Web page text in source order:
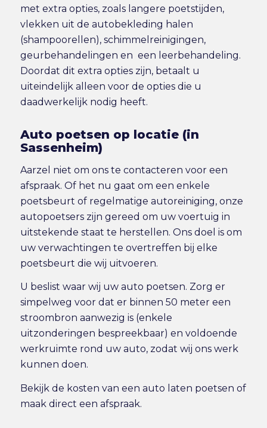
met extra opties, zoals langere poetstijden,
vlekken uit de autobekleding halen
(shampoorellen), schimmelreinigingen,
geurbehandelingen en een leerbehandeling.
Doordat dit extra opties zijn, betaalt u
uiteindelijk alleen voor de opties die u
daadwerkelijk nodig heeft.
Auto poetsen op locatie (in
Sassenheim)
Aarzel niet om ons te contacteren voor een
afspraak. Of het nu gaat om een enkele
poetsbeurt of regelmatige autoreiniging, onze
autopoetsers zijn gereed om uw voertuig in
uitstekende staat te herstellen. Ons doel is om
uw verwachtingen te overtreffen bij elke
poetsbeurt die wij uitvoeren.
U beslist waar wij uw auto poetsen. Zorg er
simpelweg voor dat er binnen 50 meter een
stroombron aanwezig is (enkele
uitzonderingen bespreekbaar) en voldoende
werkruimte rond uw auto, zodat wij ons werk
kunnen doen.
Bekijk de kosten van een auto laten poetsen of
maak direct een afspraak.